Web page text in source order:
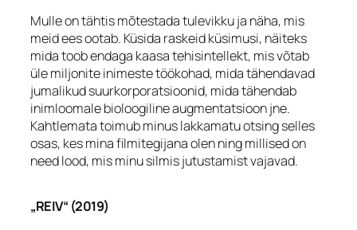
Mulle on tähtis mõtestada tulevikku ja näha, mis
meid ees ootab. Küsida raskeid küsimusi, näiteks
mida toob endaga kaasa tehisintellekt, mis võtab
üle miljonite inimeste töökohad, mida tähendavad
jumalikud suurkorporatsioonid, mida tähendab
inimloomale bioloogiline augmentatsioon jne.
Kahtlemata toimub minus lakkamatu otsing selles
osas, kes mina filmitegijana olen ning millised on
need lood, mis minu silmis jutustamist vajavad.
„REIV“ (2019)